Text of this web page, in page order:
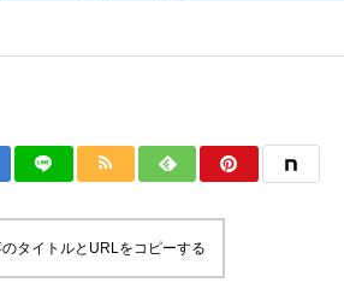
タイトルとURLをコピーする